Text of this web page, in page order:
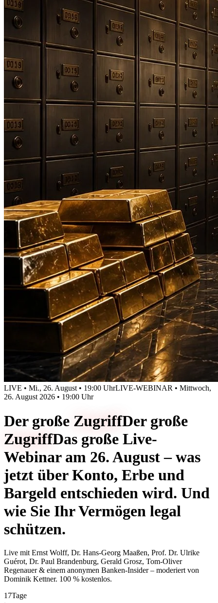
LIVE • Mi., 26. August • 19:00 UhrLIVE-WEBINAR • Mittwoch,
26. August 2026 • 19:00 Uhr
Der große ZugriffDer große
ZugriffDas große Live-
Webinar am 26. August – was
jetzt über Konto, Erbe und
Bargeld entschieden wird. Und
wie Sie Ihr Vermögen legal
schützen.
Live mit Ernst Wolff, Dr. Hans-Georg Maaßen, Prof. Dr. Ulrike
Guérot, Dr. Paul Brandenburg, Gerald Grosz, Tom-Oliver
Regenauer & einem anonymen Banken-Insider– moderiert von
Dominik Kettner. 100 % kostenlos.
17Tage